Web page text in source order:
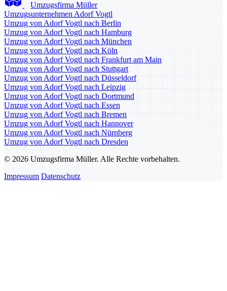
Umzugsfirma Müller
Umzugsunternehmen Adorf Vogtl
Umzug von Adorf Vogtl nach Berlin
Umzug von Adorf Vogtl nach Hamburg
Umzug von Adorf Vogtl nach München
Umzug von Adorf Vogtl nach Köln
Umzug von Adorf Vogtl nach Frankfurt am Main
Umzug von Adorf Vogtl nach Stuttgart
Umzug von Adorf Vogtl nach Düsseldorf
Umzug von Adorf Vogtl nach Leipzig
Umzug von Adorf Vogtl nach Dortmund
Umzug von Adorf Vogtl nach Essen
Umzug von Adorf Vogtl nach Bremen
Umzug von Adorf Vogtl nach Hannover
Umzug von Adorf Vogtl nach Nürnberg
Umzug von Adorf Vogtl nach Dresden
© 2026 Umzugsfirma Müller. Alle Rechte vorbehalten.
Impressum Datenschutz